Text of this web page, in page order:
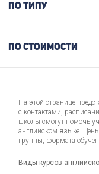
На этой странице
с контактами,
школы смогут помочь
английском языке.
группы, формата
Виды курсов
По типу
По стоимости